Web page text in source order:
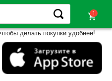
shopping_cart
делать покупки удобнее!